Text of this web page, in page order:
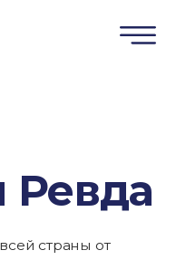
Ревда
страны от